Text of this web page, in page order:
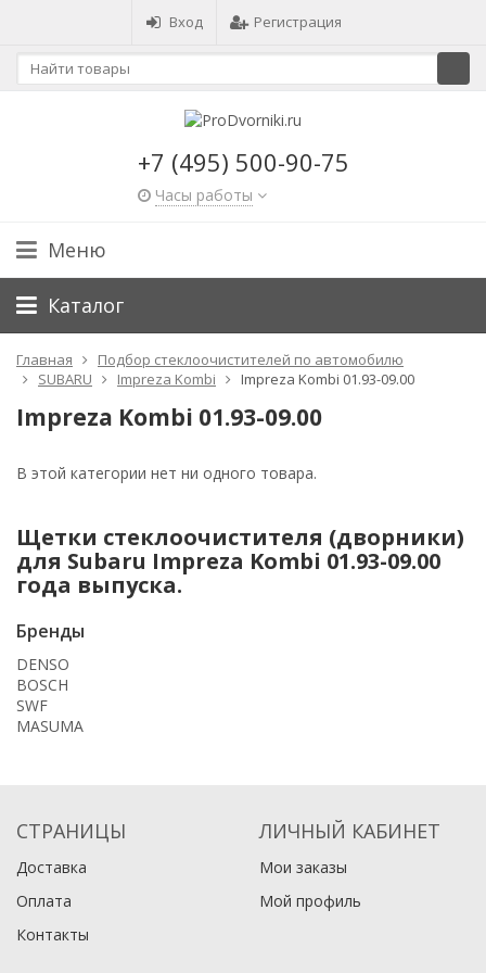
Вход Регистрация
+7 (495) 500-90-75
Часы работы
Меню
Каталог
Главная
Подбор стеклоочистителей по автомобилю
SUBARU
Impreza Kombi Impreza Kombi 01.93-09.00
Impreza Kombi 01.93-09.00
В этой категории нет ни одного товара.
Щетки стеклоочистителя (дворники)
для Subaru Impreza Kombi 01.93-09.00
года выпуска.
Бренды
DENSO
BOSCH
SWF
MASUMA
СТРАНИЦЫ
Доставка
Оплата
Контакты
ЛИЧНЫЙ КАБИНЕТ
Мои заказы
Мой профиль